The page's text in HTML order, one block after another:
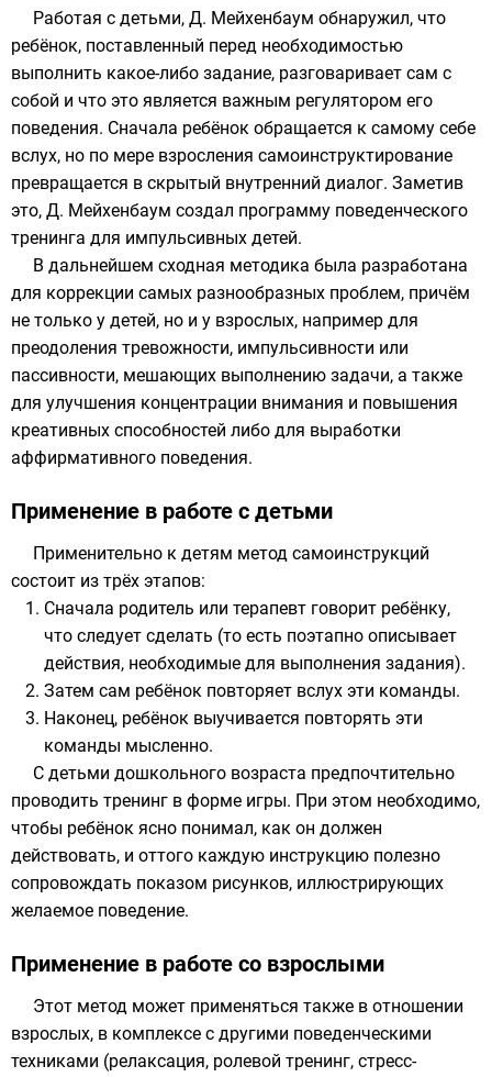
Работая с детьми, Д. Мейхенбаум обнаружил, что
ребёнок, поставленный перед необходимостью
выполнить какое-либо задание, разговаривает сам с
собой и что это является важным регулятором его
поведения. Сначала ребёнок обращается к самому себе
вслух, но по мере взросления самоинструктирование
превращается в скрытый внутренний диалог. Заметив
это, Д. Мейхенбаум создал программу поведенческого
тренинга для импульсивных детей.
В дальнейшем сходная методика была разработана
для коррекции самых разнообразных проблем, причём
не только у детей, но и у взрослых, например для
преодоления тревожности, импульсивности или
пассивности, мешающих выполнению задачи, а также
для улучшения концентрации внимания и повышения
креативных способностей либо для выработки
аффирмативного поведения.
Применение в работе с детьми
Применительно к детям метод самоинструкций
состоит из трёх этапов:
Сначала родитель или терапевт говорит ребёнку,
что следует сделать (то есть поэтапно описывает
действия, необходимые для выполнения задания).
Затем сам ребёнок повторяет вслух эти команды.
Наконец, ребёнок выучивается повторять эти
команды мысленно.
С детьми дошкольного возраста предпочтительно
проводить тренинг в форме игры. При этом необходимо,
чтобы ребёнок ясно понимал, как он должен
действовать, и оттого каждую инструкцию полезно
сопровождать показом рисунков, иллюстрирующих
желаемое поведение.
Применение в работе со взрослыми
Этот метод может применяться также в отношении
взрослых, в комплексе с другими поведенческими
техниками (релаксация, ролевой тренинг, стресс-